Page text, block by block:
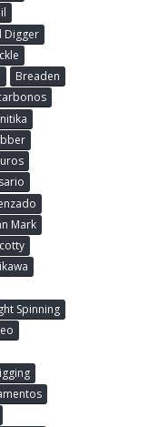
Digger
Breaden
Mark
Spinning